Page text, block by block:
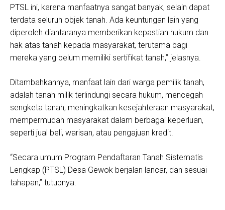
PTSL ini, karena manfaatnya sangat banyak, selain dapat
terdata seluruh objek tanah. Ada keuntungan lain yang
diperoleh diantaranya memberikan kepastian hukum dan
hak atas tanah kepada masyarakat, terutama bagi
mereka yang belum memiliki sertifikat tanah,” jelasnya.
Ditambahkannya, manfaat lain dari warga pemilik tanah,
adalah tanah milik terlindungi secara hukum, mencegah
sengketa tanah, meningkatkan kesejahteraan masyarakat,
mempermudah masyarakat dalam berbagai keperluan,
seperti jual beli, warisan, atau pengajuan kredit.
“Secara umum Program Pendaftaran Tanah Sistematis
Lengkap (PTSL) Desa Gewok berjalan lancar, dan sesuai
tahapan,” tutupnya.